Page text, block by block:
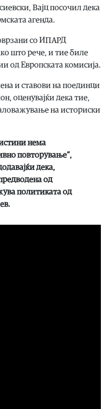
Вајц посочил дека
агенда.
со ИПАРД
што рече, и тие биле
од Европската комисија.
и ставови на поединци
оценувајќи дека тие,
на историски
нема
повторување“,
дека,
од
политиката од